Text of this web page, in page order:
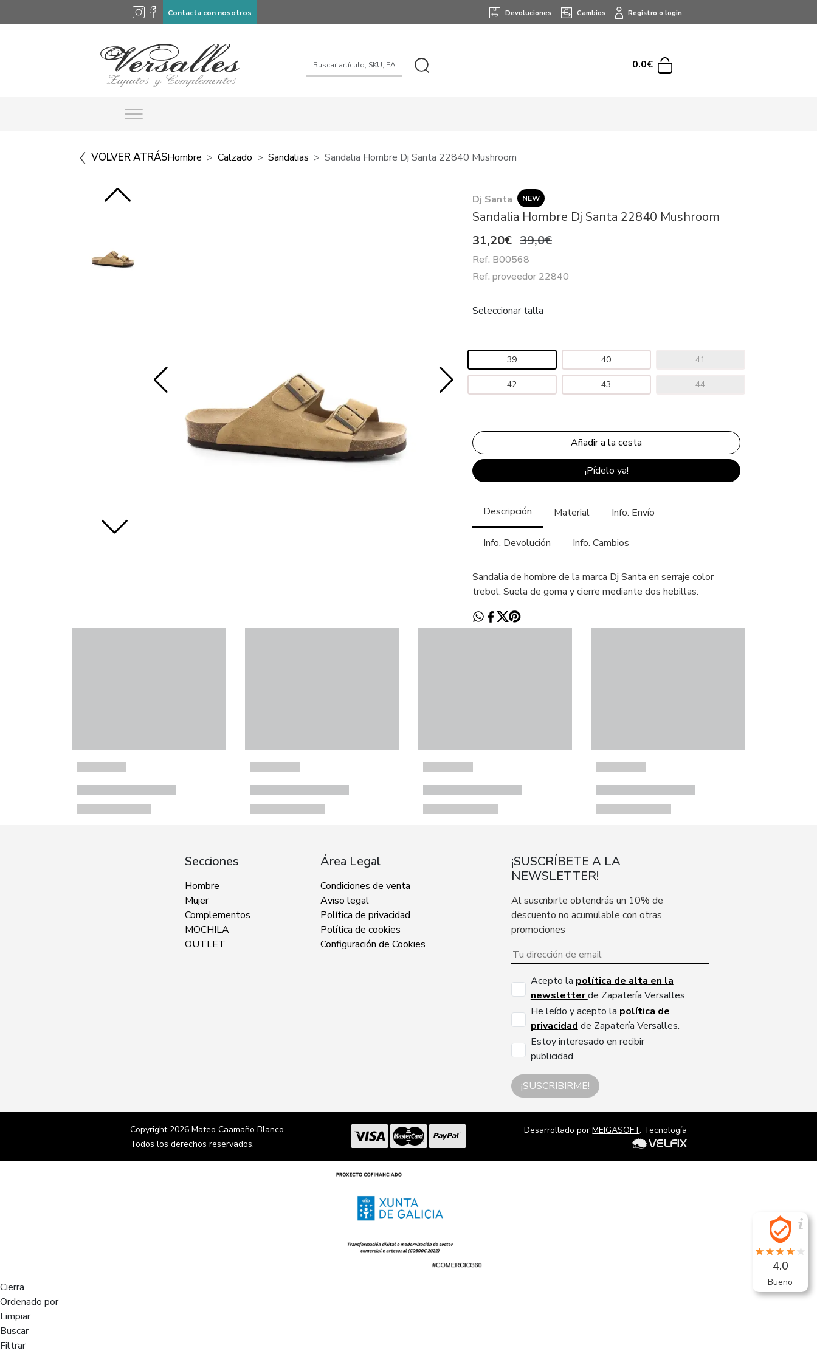
Contacta con nosotros Devoluciones Cambios Registro o login
0.0€
VOLVER ATRÁSHombre Calzado Sandalias Sandalia Hombre Dj Santa 22840 Mushroom
Dj Santa NEW
Sandalia Hombre Dj Santa 22840 Mushroom
31,20€ 39,0€
Ref. B00568
Ref. proveedor 22840
Seleccionar talla
39 40 41
42 43 44
¡Pídelo ya!
Descripción Material Info. Envío
Info. Devolución Info. Cambios
Sandalia de hombre de la marca Dj Santa en serraje color
trebol. Suela de goma y cierre mediante dos hebillas.
Secciones
Hombre
Mujer
Complementos
MOCHILA
OUTLET
Área Legal
Condiciones de venta
Aviso legal
Política de privacidad
Política de cookies
Configuración de Cookies
¡SUSCRÍBETE A LA
NEWSLETTER!
Al suscribirte obtendrás un 10% de
descuento no acumulable con otras
promociones
Acepto la política de alta en la
newsletterde Zapatería Versalles.
He leído y acepto la política de
privacidad de Zapatería Versalles.
Estoy interesado en recibir
publicidad.
¡SUSCRIBIRME!
Copyright 2026 Mateo Caamaño Blanco.
Todos los derechos reservados.
Desarrollado porMEIGASOFT. Tecnología
4.0
Bueno
Cierra
Ordenado por
Limpiar
Buscar
Filtrar